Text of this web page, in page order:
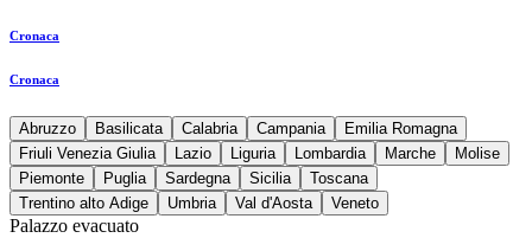
Cronaca
Cronaca
Abruzzo Basilicata Calabria Campania
Emilia Romagna
Friuli Venezia Giulia
Lazio Liguria Lombardia Marche
Molise
Piemonte
Puglia Sardegna Sicilia
Toscana
Trentino alto Adige
Umbria Val d'Aosta Veneto
Palazzo evacuato